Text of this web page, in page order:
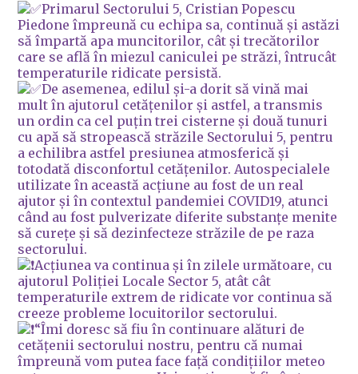
Primarul Sectorului 5, Cristian Popescu
Piedone împreună cu echipa sa, continuă și astăzi
să împartă apa muncitorilor, cât și trecătorilor
care se află în miezul caniculei pe străzi, întrucât
temperaturile ridicate persistă.
De asemenea, edilul și-a dorit să vină mai
mult în ajutorul cetățenilor și astfel, a transmis
un ordin ca cel puțin trei cisterne și două tunuri
cu apă să stropească străzile Sectorului 5, pentru
a echilibra astfel presiunea atmosferică și
totodată disconfortul cetățenilor. Autospecialele
utilizate în această acțiune au fost de un real
ajutor și în contextul pandemiei COVID19, atunci
când au fost pulverizate diferite substanțe menite
să curețe și să dezinfecteze străzile de pe raza
sectorului.
Acțiunea va continua și în zilele următoare, cu
ajutorul Poliției Locale Sector 5, atât cât
temperaturile extrem de ridicate vor continua să
creeze probleme locuitorilor sectorului.
“Îmi doresc să fiu în continuare alături de
cetățenii sectorului nostru, pentru că numai
împreună vom putea face față condițiilor meteo